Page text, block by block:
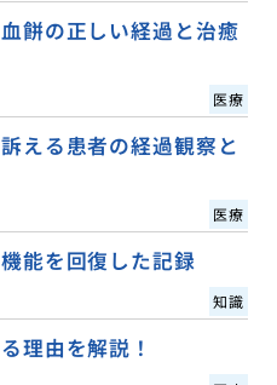
餅の正しい経過と治癒
医療
える患者の経過観察と
医療
能を回復した記録
知識
理由を解説！